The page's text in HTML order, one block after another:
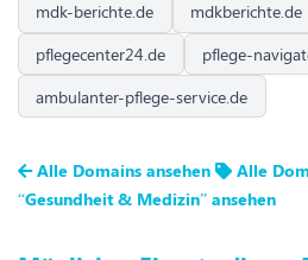
mdk-berichte.de
mdkberichte.de
pflegecenter24.de
pflege-
ambulanter-pflege-service.de
Alle Domains ansehen
Alle
“Gesundheit & Medizin” ansehen